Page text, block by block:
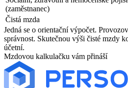
(zaměstnanec)
Čistá mzda
Jedná se o orientační výpočet.
správnost. Skutečnou výši čisté mzdy
účetní.
Mzdovou kalkulačku vám přináší